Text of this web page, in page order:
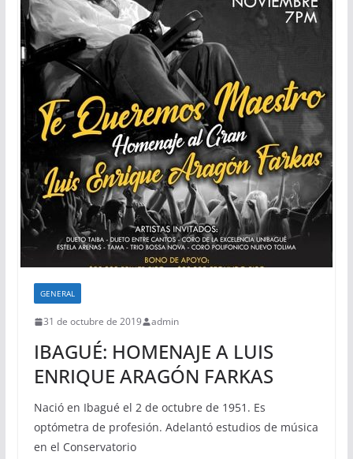
GENERAL
31 de octubre de 2019 admin
IBAGUÉ: HOMENAJE A LUIS
ENRIQUE ARAGÓN FARKAS
Nació en Ibagué el 2 de octubre de 1951. Es
optómetra de profesión. Adelantó estudios de música
en el Conservatorio